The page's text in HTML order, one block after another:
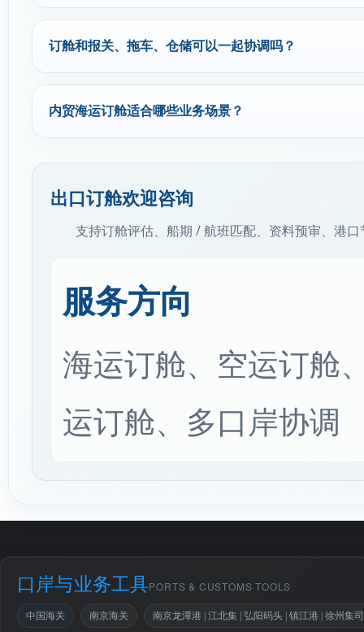
订舱和报关、拖车、仓储可以一起协调吗？
内贸海运订舱适合哪些业务场景？
出口订舱欢迎咨询
支持订舱评估、船期 / 航班匹配、资料预审、港
服务方向
海运订舱、空运订舱
运订舱、多口岸协调
口岸与业务工具PORTS & CUSTOMS TOOLS
中国海关 南京海关 南京龙潭港 | 江北集 | 弘阳码头 | 镇江港 | 徐州集